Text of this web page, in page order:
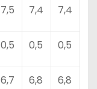
7,5 7,4 7,4
0,5 0,5 0,5
6,7 6,8 6,8